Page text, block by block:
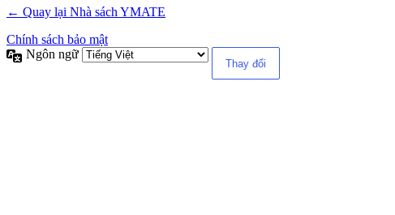
← Quay lại Nhà sách YMATE
Chính sách bảo mật
Ngôn ngữ